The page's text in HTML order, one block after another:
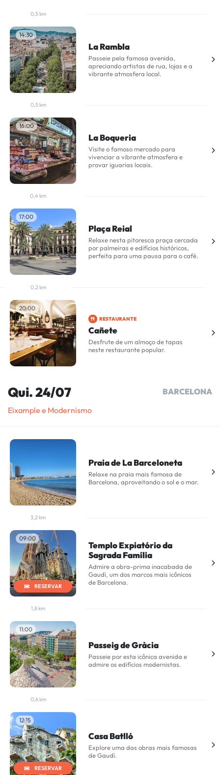
0,5 km
14:30
La Rambla
Passeie pela famosa avenida,
apreciando artistas de rua, lojas e a
vibrante atmosfera local.
0,5 km
16:00
La Boqueria
Visite o famoso mercado para
vivenciar a vibrante atmosfera e
provar iguarias locais.
0,4 km
17:00
Plaça Reial
Relaxe nesta pitoresca praça cercada
por palmeiras e edifícios históricos,
perfeita para uma pausa para o café.
0,2 km
20:00
RESTAURANTE
Cañete
Desfrute de um almoço de tapas
neste restaurante popular.
Qui. 24/07
BARCELONA
Eixample e Modernismo
Praia de La Barceloneta
Relaxe na praia mais famosa de
Barcelona, aproveitando o sol e o mar.
3,2 km
09:00
RESERVAR
Templo Expiatório da
Sagrada Família
Admire a obra-prima inacabada de
Gaudí, um dos marcos mais icônicos
de Barcelona.
1,8 km
11:00
Passeig de Gràcia
Passeie por esta icônica avenida e
admire os edifícios modernistas.
0,6 km
12:15
RESERVAR
Casa Batlló
Explore uma das obras mais famosas
de Gaudí.